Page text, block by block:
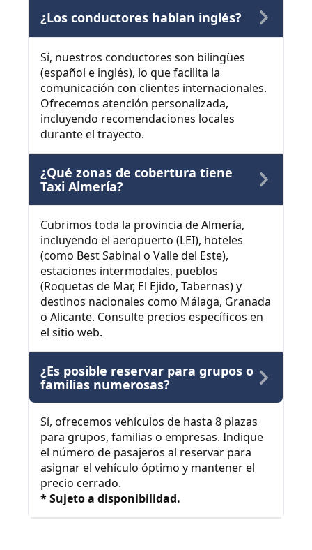
¿Los conductores hablan inglés?
Sí, nuestros conductores son bilingües
(español e inglés), lo que facilita la
comunicación con clientes internacionales.
Ofrecemos atención personalizada,
incluyendo recomendaciones locales
durante el trayecto.
¿Qué zonas de cobertura tiene
Taxi Almería?
Cubrimos toda la provincia de Almería,
incluyendo el aeropuerto (LEI), hoteles
(como Best Sabinal o Valle del Este),
estaciones intermodales, pueblos
(Roquetas de Mar, El Ejido, Tabernas) y
destinos nacionales como Málaga, Granada
o Alicante. Consulte precios específicos en
el sitio web.
¿Es posible reservar para grupos o
familias numerosas?
Sí, ofrecemos vehículos de hasta 8 plazas
para grupos, familias o empresas. Indique
el número de pasajeros al reservar para
asignar el vehículo óptimo y mantener el
precio cerrado.
* Sujeto a disponibilidad.